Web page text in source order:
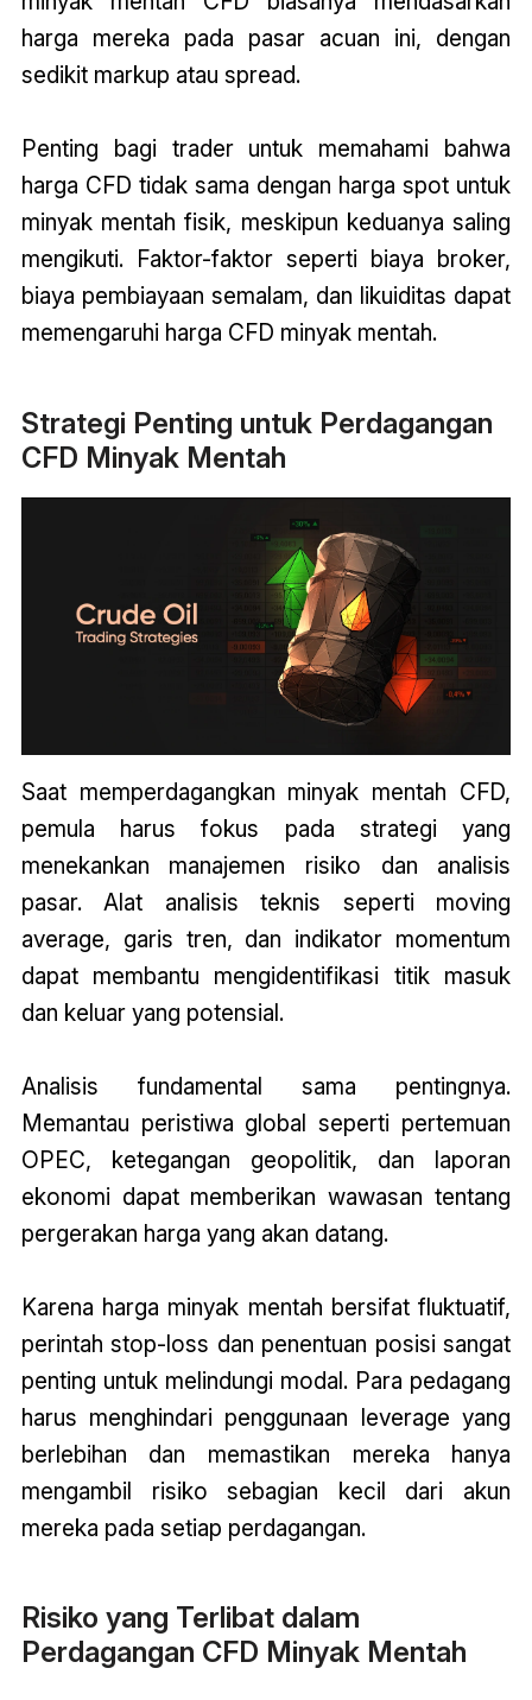
harga mereka pada pasar acuan ini, dengan
sedikit markup atau spread.
Penting bagi trader untuk memahami bahwa
harga CFD tidak sama dengan harga spot untuk
minyak mentah fisik, meskipun keduanya saling
mengikuti. Faktor-faktor seperti biaya broker,
biaya pembiayaan semalam, dan likuiditas dapat
memengaruhi harga CFD minyak mentah.
Strategi Penting untuk Perdagangan
CFD Minyak Mentah
Saat memperdagangkan minyak mentah CFD,
pemula harus fokus pada strategi yang
menekankan manajemen risiko dan analisis
pasar. Alat analisis teknis seperti moving
average, garis tren, dan indikator momentum
dapat membantu mengidentifikasi titik masuk
dan keluar yang potensial.
Analisis fundamental sama pentingnya.
Memantau peristiwa global seperti pertemuan
OPEC, ketegangan geopolitik, dan laporan
ekonomi dapat memberikan wawasan tentang
pergerakan harga yang akan datang.
Karena harga minyak mentah bersifat fluktuatif,
perintah stop-loss dan penentuan posisi sangat
penting untuk melindungi modal. Para pedagang
harus menghindari penggunaan leverage yang
berlebihan dan memastikan mereka hanya
mengambil risiko sebagian kecil dari akun
mereka pada setiap perdagangan.
Risiko yang Terlibat dalam
Perdagangan CFD Minyak Mentah